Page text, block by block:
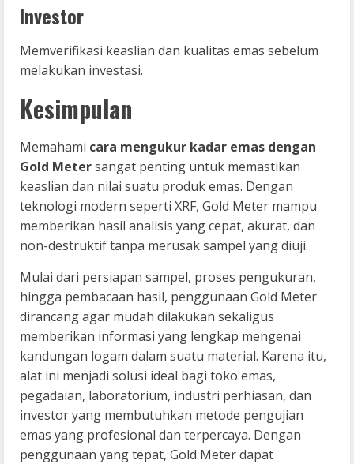
Investor
Memverifikasi keaslian dan kualitas emas sebelum
melakukan investasi.
Kesimpulan
Memahami cara mengukur kadar emas dengan
Gold Metersangat penting untuk memastikan
keaslian dan nilai suatu produk emas. Dengan
teknologi modern seperti XRF, Gold Meter mampu
memberikan hasil analisis yang cepat, akurat, dan
non-destruktif tanpa merusak sampel yang diuji.
Mulai dari persiapan sampel, proses pengukuran,
hingga pembacaan hasil, penggunaan Gold Meter
dirancang agar mudah dilakukan sekaligus
memberikan informasi yang lengkap mengenai
kandungan logam dalam suatu material. Karena itu,
alat ini menjadi solusi ideal bagi toko emas,
pegadaian, laboratorium, industri perhiasan, dan
investor yang membutuhkan metode pengujian
emas yang profesional dan terpercaya. Dengan
penggunaan yang tepat, Gold Meter dapat